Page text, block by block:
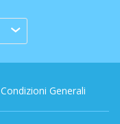
Condizioni Generali